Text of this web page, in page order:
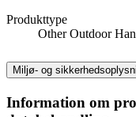
Produkttype
Other Outdoor
Miljø- og
Information om